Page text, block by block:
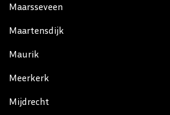
Maarsseveen
Maartensdijk
Maurik
Meerkerk
Mijdrecht